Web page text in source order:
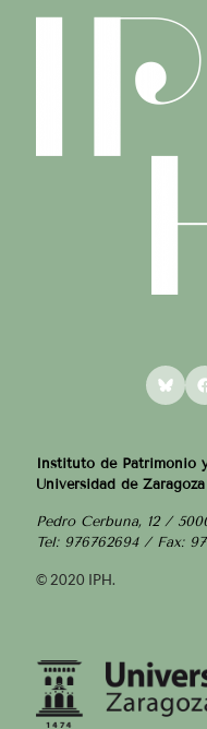
Instituto de Patrimonio
Universidad de Zaragoza
Pedro Cerbuna, 12 /
Tel: 976762694 / Fax:
© 2020 IPH.